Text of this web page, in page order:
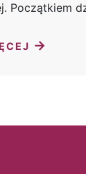
Początkiem
→